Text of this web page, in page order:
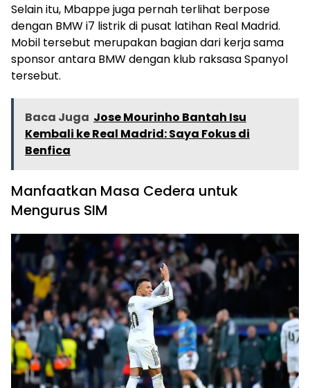
Selain itu, Mbappe juga pernah terlihat berpose
dengan BMW i7 listrik di pusat latihan Real Madrid.
Mobil tersebut merupakan bagian dari kerja sama
sponsor antara BMW dengan klub raksasa Spanyol
tersebut.
Baca Juga Jose Mourinho Bantah Isu
Kembali ke Real Madrid: Saya Fokus di
Benfica
Manfaatkan Masa Cedera untuk
Mengurus SIM